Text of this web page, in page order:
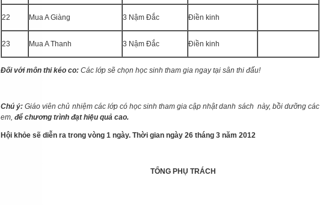
22 Mua A Giàng 3 Nậm Đắc Điền kinh
23 Mua A Thanh 3 Nậm Đắc Điền kinh
Đối với môn thi kéo co: Các lớp sẽ chọn học sinh tham gia ngay tại sân thi đấu!
Chú ý: Giáo viên chủ nhiệm các lớp có học sinh tham gia cập nhật danh sách này, bồi dưỡng các
em, để chương trình đạt hiệu quả cao.
Hội khỏe sẽ diễn ra trong vòng 1 ngày. Thời gian ngày 26 tháng 3 năm 2012
TỔNG PHỤ TRÁCH